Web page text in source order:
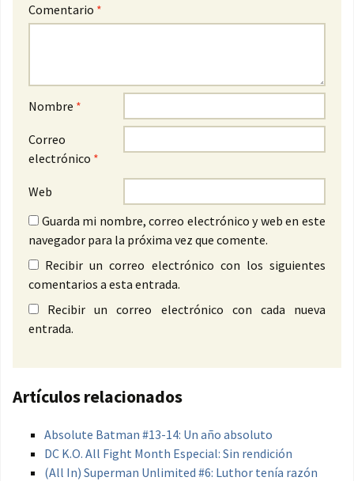
Comentario *
Nombre *
Correo
electrónico *
Web
Guarda mi nombre, correo electrónico y web en este
navegador para la próxima vez que comente.
Recibir un correo electrónico con los siguientes
comentarios a esta entrada.
Recibir un correo electrónico con cada nueva
entrada.
Artículos relacionados
Absolute Batman #13-14: Un año absoluto
DC K.O. All Fight Month Especial: Sin rendición
(All In) Superman Unlimited #6: Luthor tenía razón